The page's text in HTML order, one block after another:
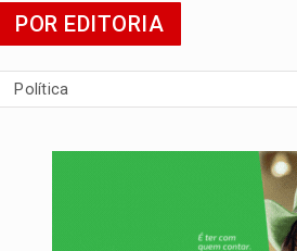
POR EDITORIA